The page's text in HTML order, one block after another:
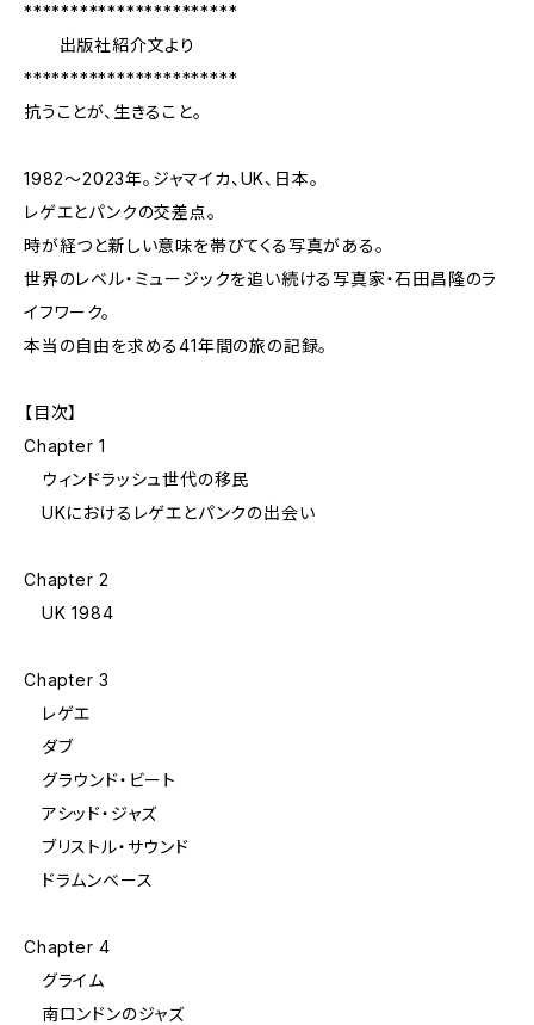
***********************
出版社紹介文より
***********************
抗うことが、生きること。
1982〜2023年。ジャマイカ、UK、日本。
レゲエとパンクの交差点。
時が経つと新しい意味を帯びてくる写真がある。
世界のレベル・ミュージックを追い続ける写真家・石田昌隆のラ
イフワーク。
本当の自由を求める41年間の旅の記録。
【目次】
Chapter 1
ウィンドラッシュ世代の移民
UKにおけるレゲエとパンクの出会い
Chapter 2
UK 1984
Chapter 3
レゲエ
ダブ
グラウンド・ビート
アシッド・ジャズ
ブリストル・サウンド
ドラムンベース
Chapter 4
グライム
南ロンドンのジャズ